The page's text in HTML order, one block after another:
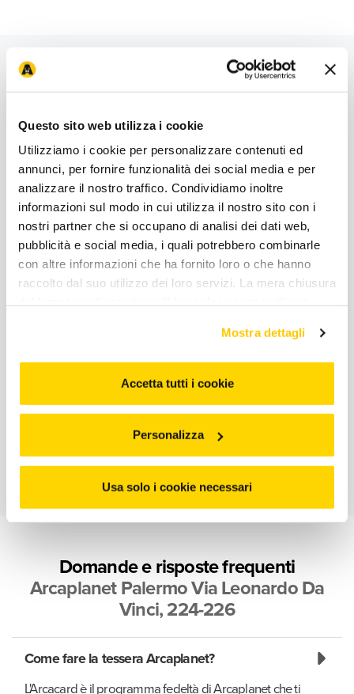
Questo sito web utilizza i cookie
Utilizziamo i cookie per personalizzare contenuti ed
annunci, per fornire funzionalità dei social media e per
analizzare il nostro traffico. Condividiamo inoltre
informazioni sul modo in cui utilizza il nostro sito con i
nostri partner che si occupano di analisi dei dati web,
pubblicità e social media, i quali potrebbero combinarle
con altre informazioni che ha fornito loro o che hanno
raccolto dal suo utilizzo dei loro servizi. La mera chiusura
la nostra cookie policy. Il consenso può essere espresso
cliccando "Accetto tutti i cookie” o selezionando le
diverse categorie di cookies da "Personalizza"
Mostra dettagli
Accetta tutti i cookie
Personalizza
Usa solo i cookie necessari
Primi nella soddisfazione dei clienti
CX Store Research&Award2026: Anche lo storeArcaplanet
Palermo Via Leonardo Da Vinci, 224-226ha contribuito
nel conferire adArcaplanetil premioClientela Soddisfatta
nella categoriaPetstoree Prima Assoluta per Clientela
Soddisfatta .
Domande e risposte frequenti
Arcaplanet Palermo Via Leonardo Da
Vinci, 224-226
Come fare la tessera Arcaplanet?
L'Arcacard è il programma fedeltà di Arcaplanet che ti